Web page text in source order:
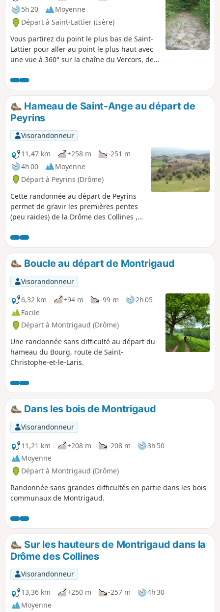
5h 20
Moyenne
Départ à Saint-Lattier (Isère)
Vous partirez du point le plus bas de Saint-
Lattier pour aller au point le plus haut avec
une vue à 360° sur la chaîne du Vercors, de
pavée,ancienne voie médiévale mène à Bel
Aire. Au long du chemin, vous pouvez
admirer le pavage, les ouvrages de l'époque
et les ornières creusées par les chars ou
charrettes qui rejoignaient la motte castrale
dite "le Pain Sucre" dominant la vallée de
Saint-Lattier.
Hameau de Saint-Ange au départ de
Peyrins
Visorandonneur
11,47 km
+258 m
-251 m
4h 00
Moyenne
Départ à Peyrins (Drôme)
Cette randonnée au départ de Peyrins
permet de gravir les premières pentes
(peu raides) de la Drôme des Collines ,
du relief, il permet aux marcheurs
d'apprécier les beaux points de vue sur
l'Ouest puis sur l'Est de la région.
Boucle au départ de Montrigaud
Visorandonneur
6,32 km
+94 m -99 m
2h 05
Facile
Départ à Montrigaud (Drôme)
Une randonnée sans difficulté au départ du
hameau du Bourg, route de Saint-
Christophe-et-le-Laris.
Dans les bois de Montrigaud
Visorandonneur
11,21 km
+208 m -208 m
3h 50
Moyenne
Départ à Montrigaud (Drôme)
Randonnée sans grandes difficultés en partie dans les bois
communaux de Montrigaud.
Sur les hauteurs de Montrigaud dans la
Drôme des Collines
Visorandonneur
13,36 km
+250 m -257 m
4h 30
Moyenne